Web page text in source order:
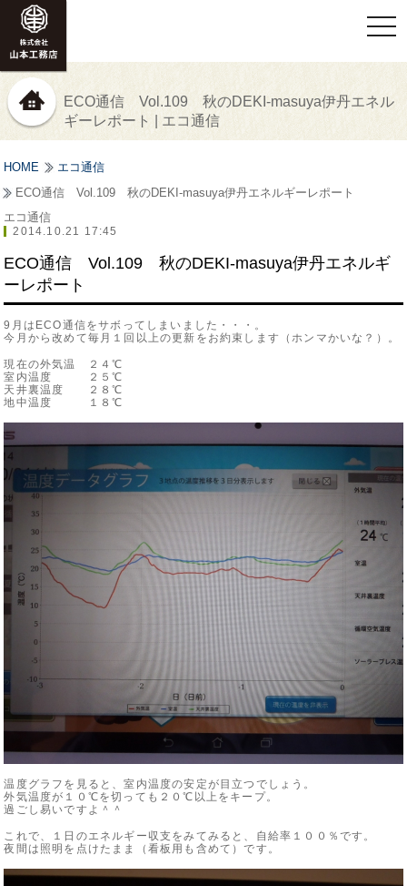
ECO通信 Vol.109 秋のDEKI-masuya伊丹エネル
ギーレポート | エコ通信
HOME
エコ通信
ECO通信 Vol.109 秋のDEKI-masuya伊丹エネルギーレポート
エコ通信
2014.10.21 17:45
ECO通信 Vol.109 秋のDEKI-masuya伊丹エネルギ
ーレポート
9月はECO通信をサボってしまいました・・・。
今月から改めて毎月１回以上の更新をお約束します（ホンマかいな？）。
現在の外気温 ２４℃
室内温度 ２５℃
天井裏温度 ２８℃
地中温度 １８℃
温度グラフを見ると、室内温度の安定が目立つでしょう。
外気温度が１０℃を切っても２０℃以上をキープ。
過ごし易いですよ＾＾
これで、１日のエネルギー収支をみてみると、自給率１００％です。
夜間は照明を点けたまま（看板用も含めて）です。